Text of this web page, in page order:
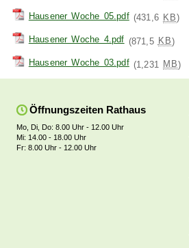
Hausener Woche 05.pdf (431,6 KB )
Hausener Woche 4.pdf (871,5 KB)
Hausener Woche 03.pdf (1,231 MB)
Öffnungszeiten Rathaus
Mo, Di, Do: 8.00 Uhr - 12.00 Uhr
Mi: 14.00 - 18.00 Uhr
Fr: 8.00 Uhr - 12.00 Uhr